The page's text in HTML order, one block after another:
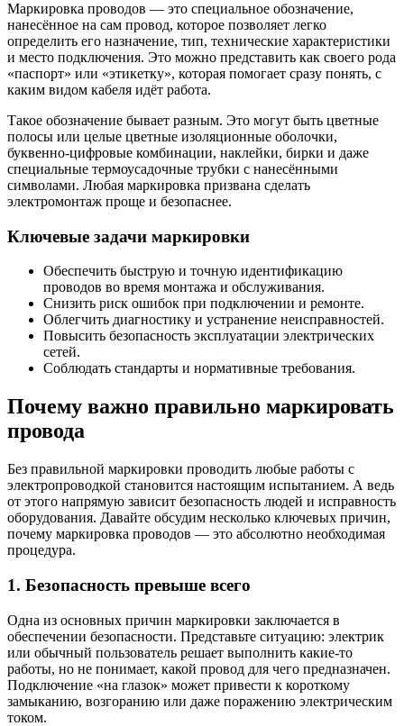
Маркировка проводов — это специальное обозначение,
нанесённое на сам провод, которое позволяет легко
определить его назначение, тип, технические характеристики
и место подключения. Это можно представить как своего рода
«паспорт» или «этикетку», которая помогает сразу понять, с
каким видом кабеля идёт работа.
Такое обозначение бывает разным. Это могут быть цветные
полосы или целые цветные изоляционные оболочки,
буквенно-цифровые комбинации, наклейки, бирки и даже
специальные термоусадочные трубки с нанесёнными
символами. Любая маркировка призвана сделать
электромонтаж проще и безопаснее.
Ключевые задачи маркировки
Обеспечить быструю и точную идентификацию
проводов во время монтажа и обслуживания.
Снизить риск ошибок при подключении и ремонте.
Облегчить диагностику и устранение неисправностей.
Повысить безопасность эксплуатации электрических
сетей.
Соблюдать стандарты и нормативные требования.
Почему важно правильно маркировать
провода
Без правильной маркировки проводить любые работы с
электропроводкой становится настоящим испытанием. А ведь
от этого напрямую зависит безопасность людей и исправность
оборудования. Давайте обсудим несколько ключевых причин,
почему маркировка проводов — это абсолютно необходимая
процедура.
1. Безопасность превыше всего
Одна из основных причин маркировки заключается в
обеспечении безопасности. Представьте ситуацию: электрик
или обычный пользователь решает выполнить какие-то
работы, но не понимает, какой провод для чего предназначен.
Подключение «на глазок» может привести к короткому
замыканию, возгоранию или даже поражению электрическим
током.